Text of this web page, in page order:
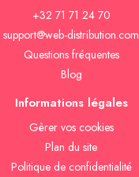
+32 71 71 24 70
support@web-distribution.com
Questions fréquentes
Blog
Informations légales
Gèrer vos cookies
Plan du site
Politique de confidentialité